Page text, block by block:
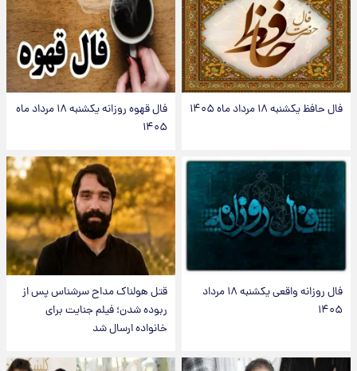
فال حافظ یکشنبه ۱۸ مرداد ماه ۱۴۰۵
فال قهوه روزانه یکشنبه ۱۸ مرداد ماه
۱۴۰۵
فال روزانه واقعی یکشنبه ۱۸ مرداد
۱۴۰۵
قتل هولناک مداح سرشناس پس از
ربوده شدن؛ فیلم جنایت برای
خانواده ارسال شد